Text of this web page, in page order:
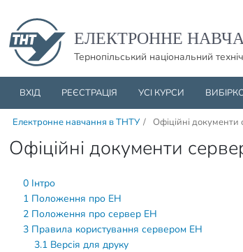
ЕЛЕКТРОННЕ
Тернопільський національний
ВХІД РЕЄСТРАЦІЯ УСІ КУРСИ
Електронне навчання в ТНТУ / Офіційні
Офіційні документи
0 Інтро
1 Положення про ЕН
2 Положення про сервер ЕН
3 Правила користування сервером ЕН
3.1 Версія для друку